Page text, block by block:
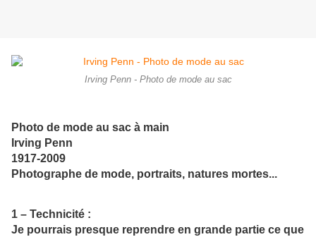
Irving Penn - Photo de mode au sac
Photo de mode au sac à main
Irving Penn
1917-2009
Photographe de mode, portraits, natures mortes...
1 – Technicité :
Je pourrais presque reprendre en grande partie ce que